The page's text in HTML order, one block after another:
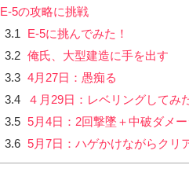
E-5の攻略に挑戦
3.1
E-5に挑んでみた！
3.2 俺氏、大型建造に手を出す
3.3 4月27日：愚痴る
3.4
４月29日：レベリングしてみ
3.5 5月4日：2回撃墜＋中破ダメ
3.6 5月7日：ハゲかけながらクリ